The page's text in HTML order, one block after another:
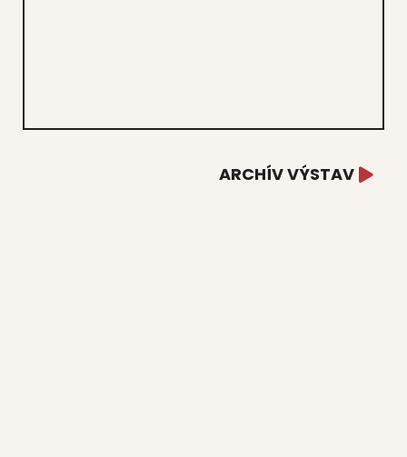
ARCHÍV VÝSTAV